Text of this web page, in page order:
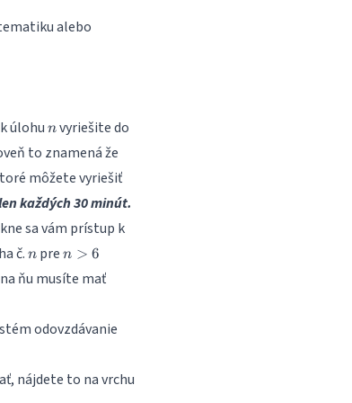
alebo
úlohu n
nvyriešite do
to znamená že
môžete vyriešiť
každých 30 minút.
sa vám prístup k
č. n
n pre n>6
n > 6
ňu musíte mať
odovzdávanie
nájdete to na vrchu